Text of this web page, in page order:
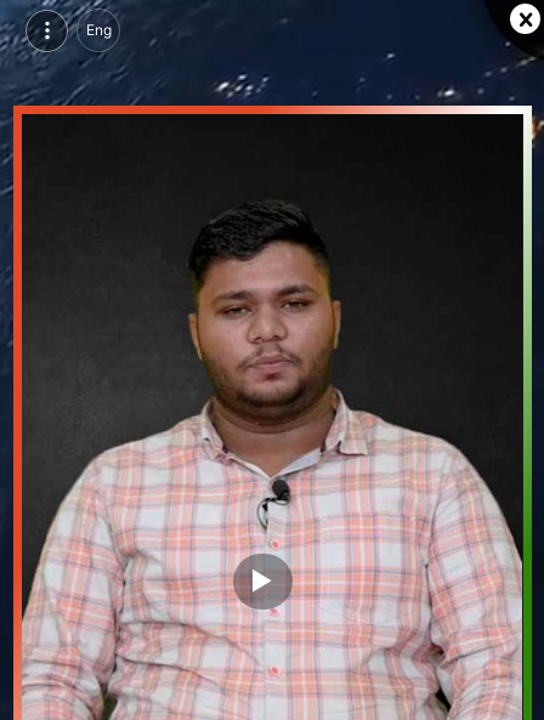
Eng
कार्तिक डिडवानिया, परसुइन्ग डिप्लोमा इन डिजिटल मार्केटिंग, केड सेंटर, भीलवाड़ा | वीडियो परिचय देखें
कार्तिक डिडवानिया, परसुइन्ग डिप्लोमा इन डिजिटल मार्केटिंग, केड सेंटर, भीलवाड़ा का वीडियो परिचय और सिंगल ब्रांडिंग पेज देखें।